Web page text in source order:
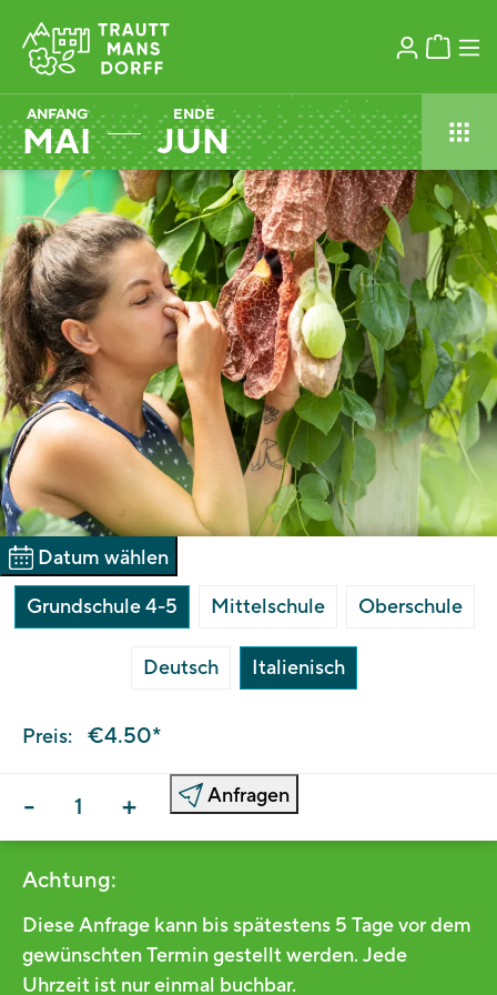
ANFANG
MAI
ENDE
JUN
Datum wählen
Grundschule 4-5
Mittelschule Oberschule
Deutsch Italienisch
Preis: €4.50*
- + Anfragen
Achtung:
Diese Anfrage kann bis spätestens 5 Tage vor dem
gewünschten Termin gestellt werden. Jede
Uhrzeit ist nur einmal buchbar.